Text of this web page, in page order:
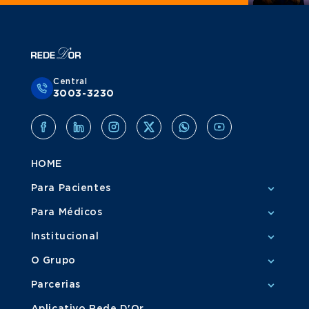
Central
3003-3230
HOME
Para Pacientes
Para Médicos
Institucional
O Grupo
Parcerias